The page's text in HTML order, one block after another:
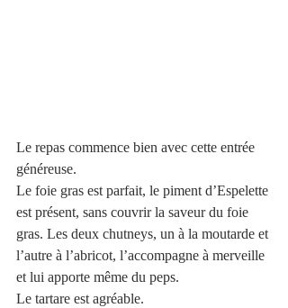
Le repas commence bien avec cette entrée
généreuse.
Le foie gras est parfait, le piment d’Espelette
est présent, sans couvrir la saveur du foie
gras. Les deux chutneys, un à la moutarde et
l’autre à l’abricot, l’accompagne à merveille
et lui apporte même du peps.
Le tartare est agréable.